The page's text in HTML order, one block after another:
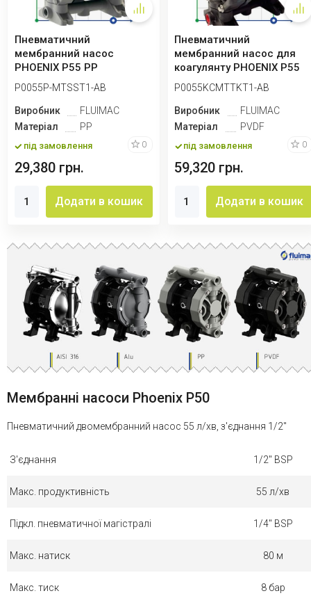
Пневматичний
мембранний насос
PHOENIX P55 PP
SANTOPRENE+PTFE, 55 л/
хв для коа...
P0055P-MTSST1-AB
Виробник
FLUIMAC
Матеріал
PP
під замовлення 0
29,380 грн.
Додати в кошик
Пневматичний
мембранний насос для
коагулянту PHOENIX P55
PVDF SANTOPRENE+PTFE...
P0055KCMTTKT1-AB
Виробник
FLUIMAC
Матеріал
PVDF
під замовлення 0
59,320 грн.
Додати в кошик
Мембранні насоси Phoenix P50
Пневматичний двомембранний насос 55 л/хв, з'єднання 1/2"
З'єднання 1/2" BSP
Макс. продуктивність 55 л/хв
Підкл. пневматичної магістралі 1/4" BSP
Макс. натиск 80 м
Макс. тиск 8 бар